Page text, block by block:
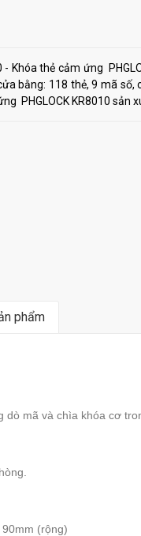
- Khóa thẻ cảm ứng
bằng: 118 thẻ, 9 mã
PHGLOCK KR8010 sản
phẩm
dò mã và chìa khóa cơ
(rộng)